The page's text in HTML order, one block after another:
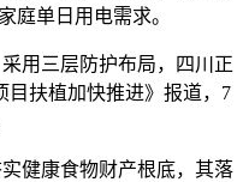
庭单日用电需求。
用三层防护布局，四川正
目扶植加快推进》报道，7
健康食物财产根底，其落